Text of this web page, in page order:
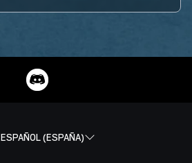
ESPAÑOL (ESPAÑA)